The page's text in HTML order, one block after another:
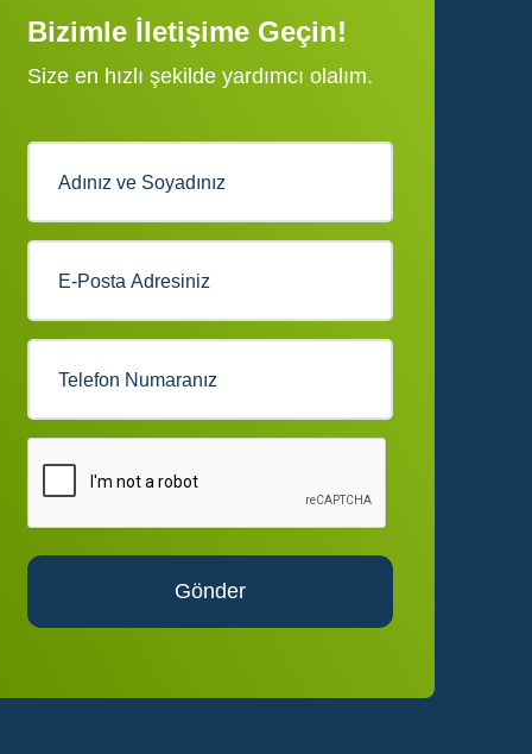
Bizimle İletişime Geçin!
Size en hızlı şekilde yardımcı olalım.
Gönder